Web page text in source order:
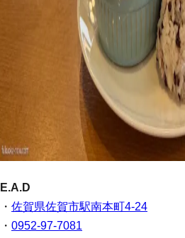
E.A.D
・ 佐賀県佐賀市駅南本町4-24
・ 0952-97-7081